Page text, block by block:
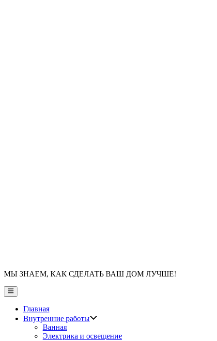
МЫ ЗНАЕМ, КАК СДЕЛАТЬ ВАШ ДОМ ЛУЧШЕ!
Главное
меню
Главная
Внутренние работы
Ванная
Электрика и освещение